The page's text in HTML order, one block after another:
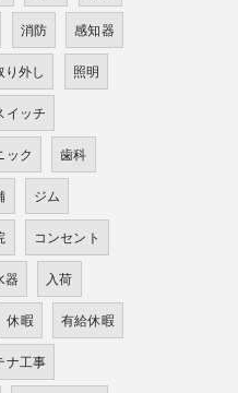
消防 感知器
り外し 照明
イッチ
ック 歯科
ジム
コンセント
器 入荷
休暇 有給休暇
ナ工事